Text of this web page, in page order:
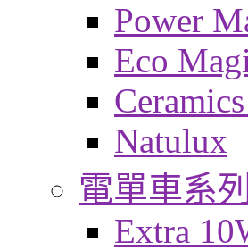
Power
Eco
Natulux
電單車系列
Extra